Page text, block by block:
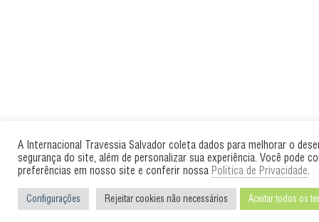
A Internacional Travessia Salvador coleta dados para melhorar o
segurança do site, além de personalizar sua experiência. Você pode
preferências em nosso site e conferir nossa Politica de Privacidade.
Configurações Rejeitar cookies não necessários Aceitar todos os